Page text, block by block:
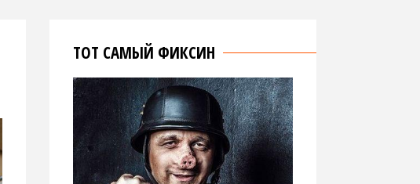
ТОТ САМЫЙ ФИКСИН